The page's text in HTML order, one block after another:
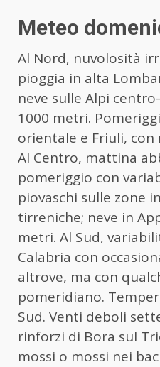
Meteo
Al Nord, nuvolosità
pioggia in alta
neve sulle Alpi
1000 metri.
orientale e Friuli,
Al Centro, mattina
pomeriggio con
piovaschi sulle zone
tirreniche; neve in
metri. Al Sud,
Calabria con
altrove, ma con
pomeridiano.
Sud. Venti deboli
rinforzi di Bora sul
mossi o mossi nei